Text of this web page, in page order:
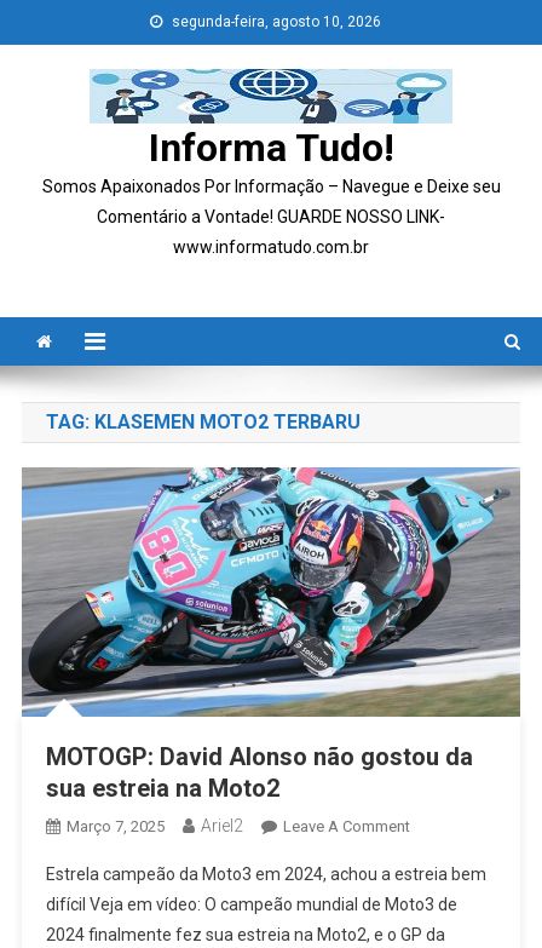
to
segunda-feira, agosto 10, 2026
Informa Tudo!
Somos Apaixonados Por Informação – Navegue e Deixe seu
Comentário a Vontade! GUARDE NOSSO LINK-
www.informatudo.com.br
TAG: KLASEMEN MOTO2 TERBARU
MOTOGP: David Alonso não gostou da
sua estreia na Moto2
Março 7, 2025 Ariel2 Leave A CommentOn
David
Alonso
Não
Estrela campeão da Moto3 em 2024, achou a estreia bem
difícil Veja em vídeo: O campeão mundial de Moto3 de
2024 finalmente fez sua estreia na Moto2, e o GP da